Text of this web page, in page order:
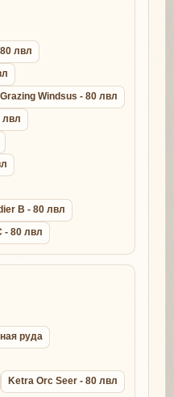
лвл
Grazing Windsus - 80 лвл
лвл
B - 80 лвл
- 80 лвл
руда
Ketra Orc Seer - 80 лвл